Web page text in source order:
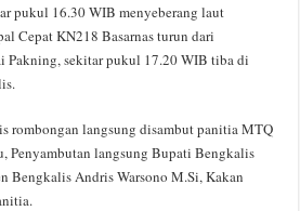
pukul 16.30 WIB menyeberang laut
Cepat KN218 Basarnas turun dari
Pakning, sekitar pukul 17.20 WIB tiba di
rombongan langsung disambut panitia MTQ
Penyambutan langsung Bupati Bengkalis
Bengkalis Andris Warsono M.Si, Kakan